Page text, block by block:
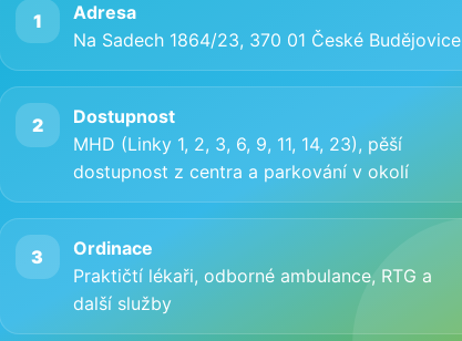
1
Adresa
Na Sadech 1864/23, 370 01 České Budějovice
2
Dostupnost
MHD (Linky 1, 2, 3, 6, 9, 11, 14, 23), pěší
dostupnost z centra a parkování v okolí
3
Ordinace
Praktičtí lékaři, odborné ambulance, RTG a
další služby